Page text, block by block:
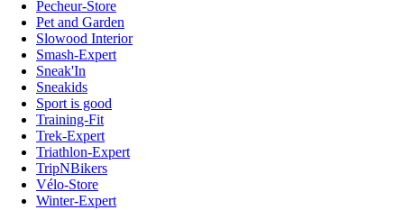
Pecheur-Store
Pet and Garden
Slowood Interior
Smash-Expert
Sneak'In
Sneakids
Sport is good
Training-Fit
Trek-Expert
Triathlon-Expert
TripNBikers
Vélo-Store
Winter-Expert